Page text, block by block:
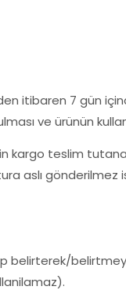
itibaren 7 gün
ve ürünün
kargo teslim
aslı gönderilmez
belirterek/